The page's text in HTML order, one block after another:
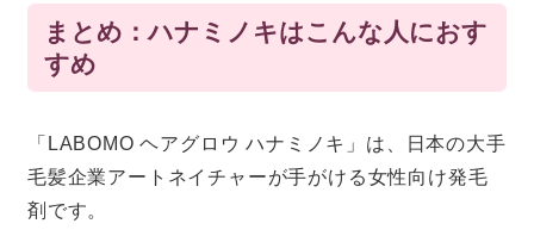
まとめ：ハナミノキはこんな人におす
すめ
「LABOMO ヘアグロウ ハナミノキ」は、日本の大手
毛髪企業アートネイチャーが手がける女性向け発毛
剤です。